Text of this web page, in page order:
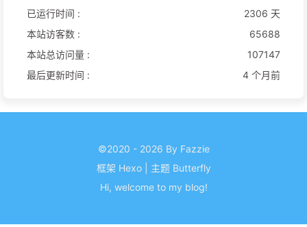
已运行时间 :
2306 天
本站访客数 :
65688
本站总访问量 :
107147
最后更新时间 :
4 个月前
©2020 - 2026 By Fazzie
框架 Hexo 主题 Butterfly
Hi, welcome to my blog!